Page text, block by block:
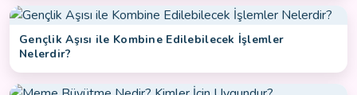
Gençlik Aşısı ile Kombine Edilebilecek İşlemler
Nelerdir?